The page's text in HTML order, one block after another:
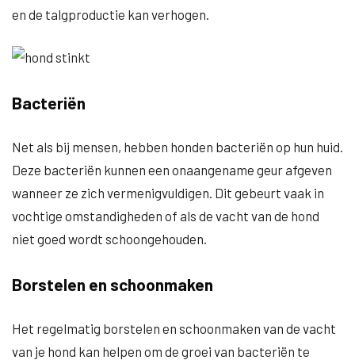
en de talgproductie kan verhogen.
Bacteriën
Net als bij mensen, hebben honden bacteriën op hun huid.
Deze bacteriën kunnen een onaangename geur afgeven
wanneer ze zich vermenigvuldigen. Dit gebeurt vaak in
vochtige omstandigheden of als de vacht van de hond
niet goed wordt schoongehouden.
Borstelen en schoonmaken
Het regelmatig borstelen en schoonmaken van de vacht
van je hond kan helpen om de groei van bacteriën te